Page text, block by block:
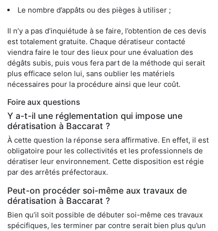
Le nombre d’appâts ou des pièges à utiliser ;
Il n’y a pas d’inquiétude à se faire, l’obtention de ces devis
est totalement gratuite. Chaque dératiseur contacté
viendra faire le tour des lieux pour une évaluation des
dégâts subis, puis vous fera part de la méthode qui serait
plus efficace selon lui, sans oublier les matériels
nécessaires pour la procédure ainsi que leur coût.
Foire aux questions
Y a-t-il une réglementation qui impose une
dératisation à Baccarat ?
À cette question la réponse sera affirmative. En effet, il est
obligatoire pour les collectivités et les professionnels de
dératiser leur environnement. Cette disposition est régie
par des arrêtés préfectoraux.
Peut-on procéder soi-même aux travaux de
dératisation à Baccarat ?
Bien qu’il soit possible de débuter soi-même ces travaux
spécifiques, les terminer par contre serait bien plus qu’un